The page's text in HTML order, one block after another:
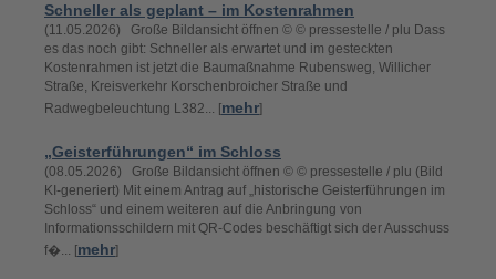
Schneller als geplant – im Kostenrahmen
(11.05.2026) Große Bildansicht öffnen © © pressestelle / plu Dass
es das noch gibt: Schneller als erwartet und im gesteckten
Kostenrahmen ist jetzt die Baumaßnahme Rubensweg, Willicher
Straße, Kreisverkehr Korschenbroicher Straße und
Radwegbeleuchtung L382... [mehr]
„Geisterführungen“ im Schloss
(08.05.2026) Große Bildansicht öffnen © © pressestelle / plu (Bild
KI-generiert) Mit einem Antrag auf „historische Geisterführungen im
Schloss“ und einem weiteren auf die Anbringung von
Informationsschildern mit QR-Codes beschäftigt sich der Ausschuss
f�... [mehr]